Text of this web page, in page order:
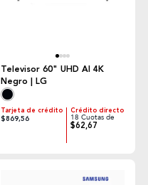
Televisor 60" UHD AI 4K
Negro | LG
Tarjeta de crédito
$869,56
Crédito directo
18 Cuotas de
$62,67